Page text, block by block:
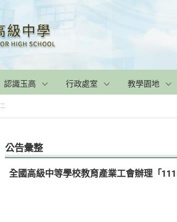
認識玉高 行政處室 教學園地
:::
公告彙整
全國高級中等學校教育產業工會辦理「